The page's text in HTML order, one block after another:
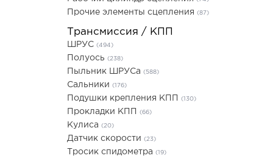
Прочие элементы сцепления (87)
Трансмиссия / КПП
ШРУС (494)
Полуось (238)
Пыльник ШРУСа (588)
Сальники (176)
Подушки крепления КПП (130)
Прокладки КПП (66)
Кулиса (20)
Датчик скорости (23)
Тросик спидометра (19)